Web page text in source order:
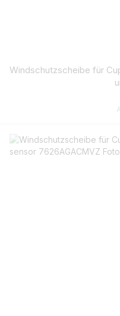
Windschutzscheibe für